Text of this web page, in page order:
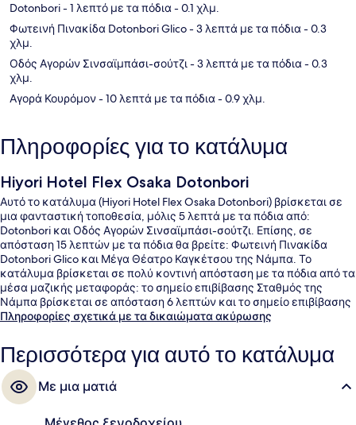
Dotonbori- 1 λεπτό με τα πόδια- 0.1 χλμ.
Φωτεινή Πινακίδα Dotonbori Glico- 3 λεπτά με τα πόδια- 0.3
χλμ.
Οδός Αγορών Σινσαϊμπάσι-σούτζι- 3 λεπτά με τα πόδια- 0.3
χλμ.
Αγορά Κουρόμον- 10 λεπτά με τα πόδια- 0.9 χλμ.
Πληροφορίες για το κατάλυμα
Hiyori Hotel Flex Osaka Dotonbori
Αυτό το κατάλυμα (Hiyori Hotel Flex Osaka Dotonbori) βρίσκεται σε
μια φανταστική τοποθεσία, μόλις 5 λεπτά με τα πόδια από:
Dotonbori και Οδός Αγορών Σινσαϊμπάσι-σούτζι. Επίσης, σε
απόσταση 15 λεπτών με τα πόδια θα βρείτε: Φωτεινή Πινακίδα
Dotonbori Glico και Μέγα Θέατρο Καγκέτσου της Νάμπα. Το
κατάλυμα βρίσκεται σε πολύ κοντινή απόσταση με τα πόδια από τα
μέσα μαζικής μεταφοράς: το σημείο επιβίβασης Σταθμός της
Νάμπα βρίσκεται σε απόσταση 6 λεπτών και το σημείο επιβίβασης
Σταθμός Shinsaibashi βρίσκεται σε απόσταση 8 λεπτών.
Πληροφορίες σχετικά με τα δικαιώματα ακύρωσης
Περισσότερα για αυτό το κατάλυμα
Με μια ματιά